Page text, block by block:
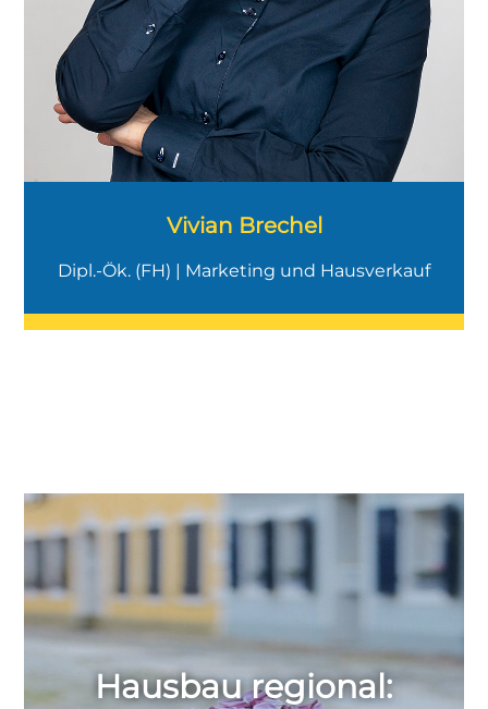
Vivian Brechel
Dipl.-Ök. (FH) | Marketing und Hausverkauf
Hausbau regional: